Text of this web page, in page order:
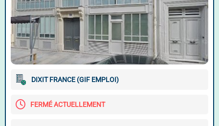
DIXIT FRANCE (GIF EMPLOI)
FERMÉ ACTUELLEMENT